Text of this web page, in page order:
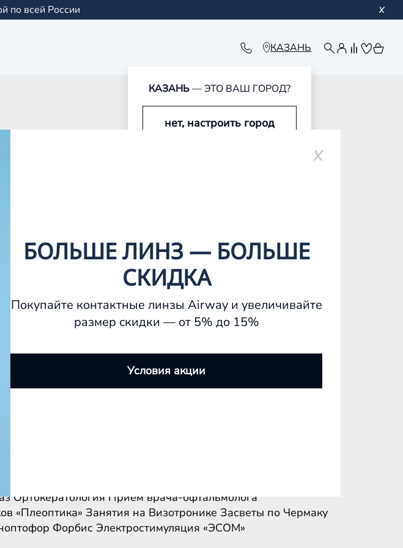
по всей России
КАЗАНЬ
КАЗАНЬ— ЭТО ВАШ ГОРОД?
нет, настроить город
«Плеоптика» Занятия на Визотронике Засветы по Чермаку
Электростимуляция «ЭСОМ»
Ортокератология Прием врача-офтальмолога
«Плеоптика» Занятия на Визотронике Засветы по Чермаку
Форбис Электростимуляция «ЭСОМ»
БОЛЬШЕ ЛИНЗ — БОЛЬШЕ
СКИДКА
Покупайте контактные линзы Airway и увеличивайте
размер скидки — от 5% до 15%
Условия акции